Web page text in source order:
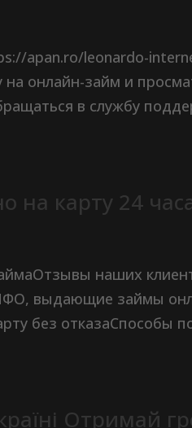
apan.ro/leonardo-
онлайн-займ и
в службу
на карту 24
наших
выдающие займы
без отказаСпособы
Отримай